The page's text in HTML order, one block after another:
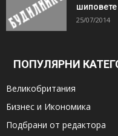
25/07/2014
ПОПУЛЯРНИ
Великобритания
Бизнес и Икономика
Подбрани от редактора